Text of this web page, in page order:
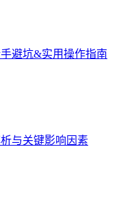
避坑&实用操作指南
与关键影响因素